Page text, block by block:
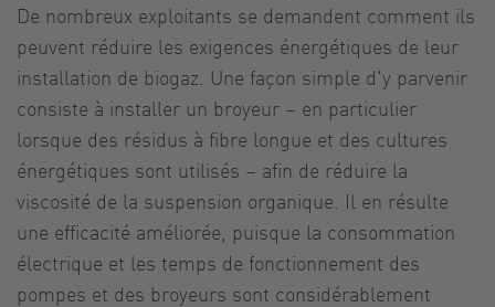
De nombreux exploitants se demandent comment ils
peuvent réduire les exigences énergétiques de leur
installation de biogaz. Une façon simple d'y parvenir
consiste à installer un broyeur – en particulier
lorsque des résidus à fibre longue et des cultures
énergétiques sont utilisés – afin de réduire la
viscosité de la suspension organique. Il en résulte
une efficacité améliorée, puisque la consommation
électrique et les temps de fonctionnement des
pompes et des broyeurs sont considérablement